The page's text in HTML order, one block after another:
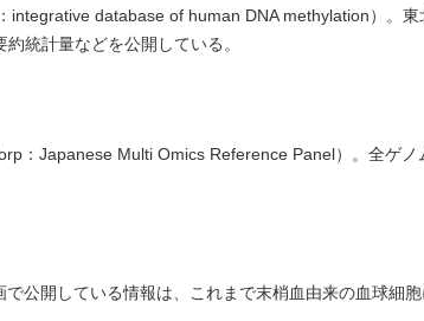
database of human DNA methylation）。東
統計量などを公開している。
：Japanese Multi Omics Reference Panel）。全ゲノ
公開している情報は、これまで末梢血由来の血球細